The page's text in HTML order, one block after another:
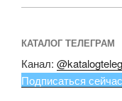
КАТАЛОГ ТЕЛЕГРАМ
Канал:
Подписаться сейчас